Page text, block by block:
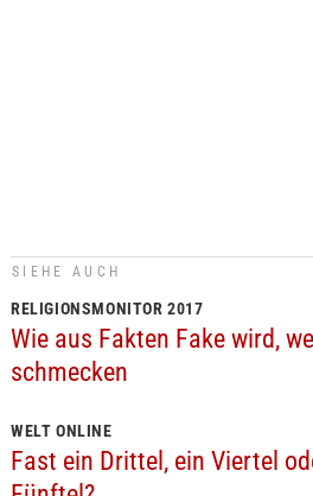
SIEHE AUCH
RELIGIONSMONITOR 2017
Wie aus Fakten Fake wird,
schmecken
WELT ONLINE
Fast ein Drittel, ein Viertel